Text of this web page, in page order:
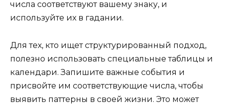
числа соответствуют вашему знаку, и
используйте их в гадании.
Для тех, кто ищет структурированный подход,
полезно использовать специальные таблицы и
календари. Запишите важные события и
присвойте им соответствующие числа, чтобы
выявить паттерны в своей жизни. Это может